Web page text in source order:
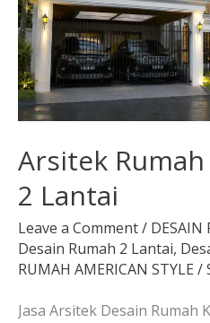
Arsitek
2 Lantai
Leave a Comment/ DESAIN
Desain Rumah 2 Lantai,
RUMAH AMERICAN STYLE /
Jasa Arsitek Desain Rumah